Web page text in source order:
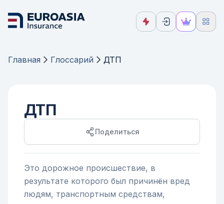
Главная Глоссарий ДТП
ДТП
Поделиться
Это дорожное происшествие, в
результате которого был причинён вред
людям, транспортным средствам,